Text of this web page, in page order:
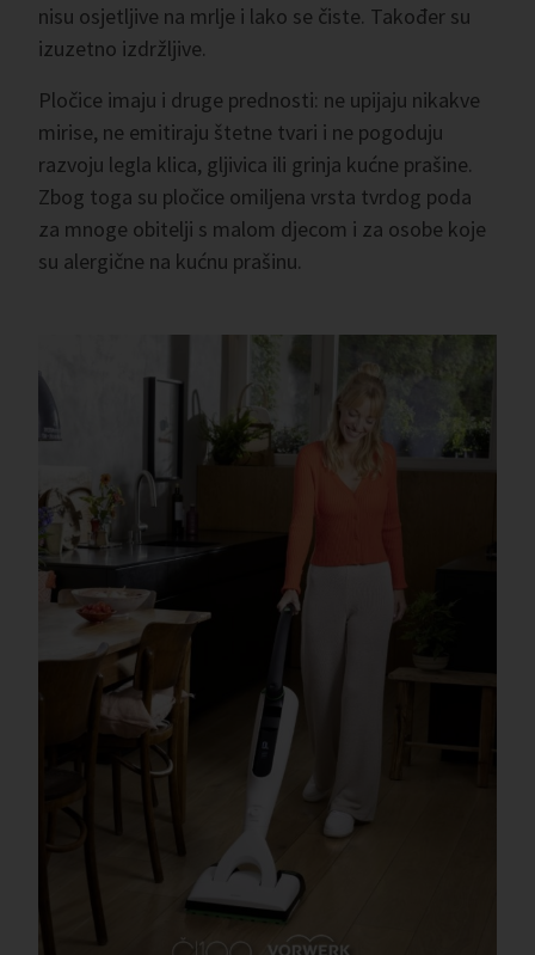
nisu osjetljive na mrlje i lako se čiste. Također su
izuzetno izdržljive.
Pločice imaju i druge prednosti: ne upijaju nikakve
mirise, ne emitiraju štetne tvari i ne pogoduju
razvoju legla klica, gljivica ili grinja kućne prašine.
Zbog toga su pločice omiljena vrsta tvrdog poda
za mnoge obitelji s malom djecom i za osobe koje
su alergične na kućnu prašinu.